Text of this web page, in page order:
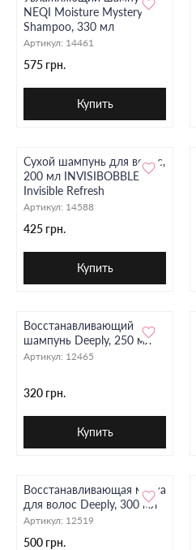
NEQI Moisture Mystery
Shampoo, 330 мл
Артикул: 14461
575 грн.
Купить
Сухой шампунь для волос,
200 мл INVISIBOBBLE
Invisible Refresh
Артикул: 14588
425 грн.
Купить
Восстанавливающий
шампунь Deeply, 250 мл
Артикул: 12465
320 грн.
Купить
Восстанавливающая маска
для волос Deeply, 300 мл
Артикул: 12519
500 грн.